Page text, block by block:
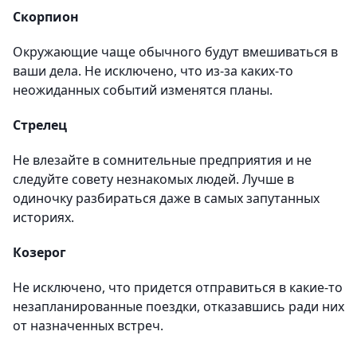
Скорпион
Окружающие чаще обычного будут вмешиваться в
ваши дела. Не исключено, что из-за каких-то
неожиданных событий изменятся планы.
Стрелец
Не влезайте в сомнительные предприятия и не
следуйте совету незнакомых людей. Лучше в
одиночку разбираться даже в самых запутанных
историях.
Козерог
Не исключено, что придется отправиться в какие-то
незапланированные поездки, отказавшись ради них
от назначенных встреч.